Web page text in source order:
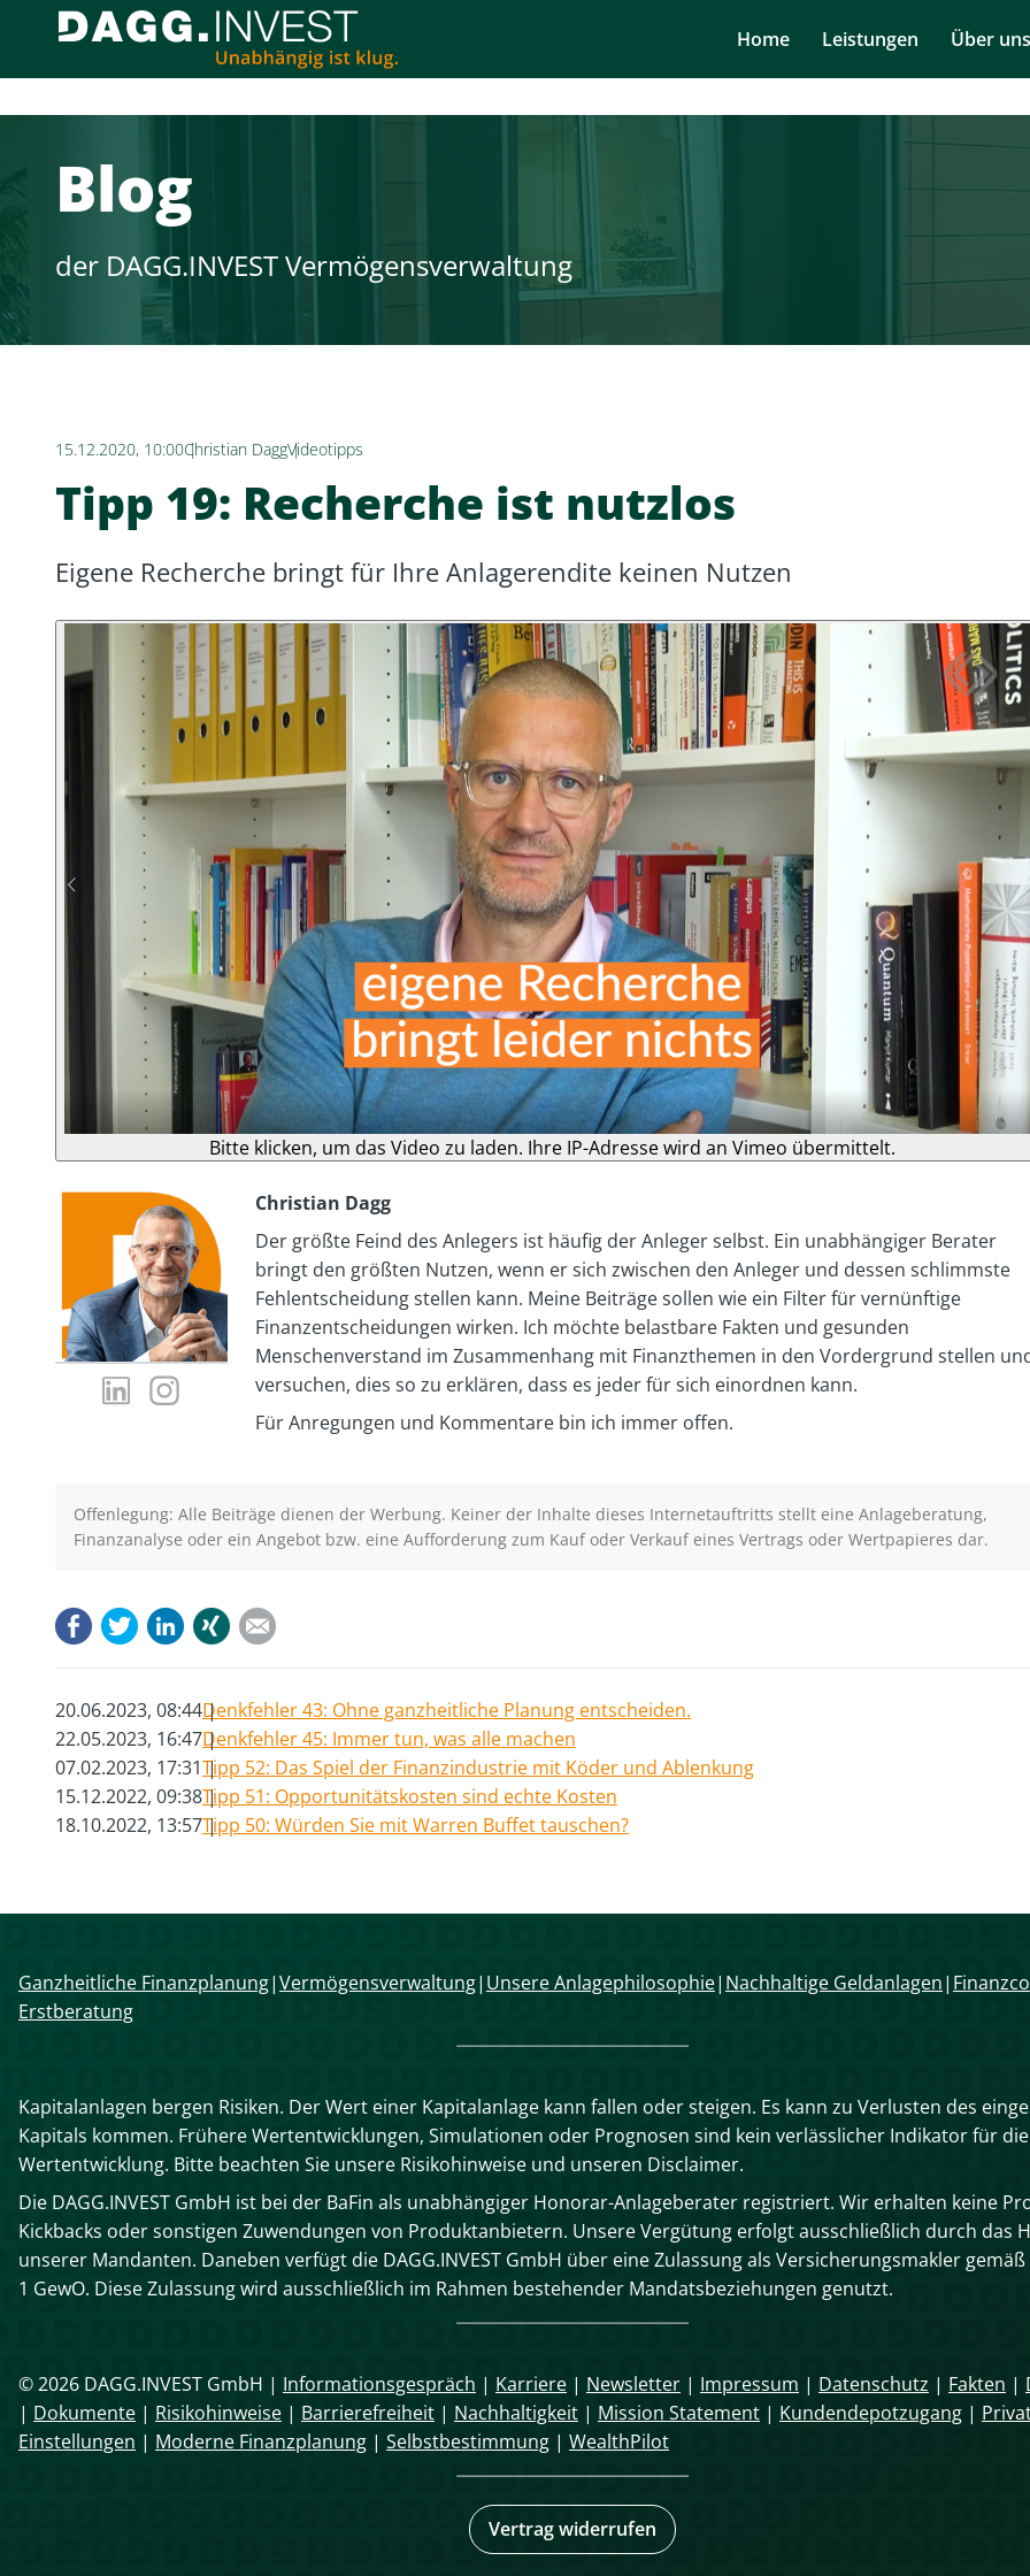
überspringen
Home Leistungen Über uns
Blog
der DAGG.INVEST Vermögensverwaltung
15.12.2020, 10:00Christian DaggVideotipps
Tipp 19: Recherche ist nutzlos
Eigene Recherche bringt für Ihre Anlagerendite keinen Nutzen
Bitte klicken, um das Video zu laden. Ihre IP-Adresse wird an Vimeo übermittelt.
LinkedIn-
Profil
Instagram-
Christian Dagg
Der größte Feind des Anlegers ist häufig der Anleger selbst. Ein unabhängiger Berater
bringt den größten Nutzen, wenn er sich zwischen den Anleger und dessen schlimmste
Fehlentscheidung stellen kann. Meine Beiträge sollen wie ein Filter für vernünftige
Finanzentscheidungen wirken. Ich möchte belastbare Fakten und gesunden
Menschenverstand im Zusammenhang mit Finanzthemen in den Vordergrund stellen
versuchen, dies so zu erklären, dass es jeder für sich einordnen kann.
Für Anregungen und Kommentare bin ich immer offen.
Offenlegung: Alle Beiträge dienen der Werbung. Keiner der Inhalte dieses Internetauftritts stellt eine Anlageberatung,
Finanzanalyse oder ein Angebot bzw. eine Aufforderung zum Kauf oder Verkauf eines Vertrags oder Wertpapieres dar.
FacebookTwitterLinkedIn
Xing
20.06.2023, 08:44Denkfehler 43: Ohne ganzheitliche Planung entscheiden.
22.05.2023, 16:47Denkfehler 45: Immer tun, was alle machen
07.02.2023, 17:31Tipp 52: Das Spiel der Finanzindustrie mit Köder und Ablenkung
15.12.2022, 09:38Tipp 51: Opportunitätskosten sind echte Kosten
18.10.2022, 13:57Tipp 50: Würden Sie mit Warren Buffet tauschen?
Navigation
überspringen
Ganzheitliche Finanzplanung Vermögensverwaltung Unsere Anlagephilosophie Nachhaltige Geldanlagen
Erstberatung
Kapitalanlagen bergen Risiken. Der Wert einer Kapitalanlage kann fallen oder steigen. Es kann zu Verlusten des
Kapitals kommen. Frühere Wertentwicklungen, Simulationen oder Prognosen sind kein verlässlicher Indikator für
Wertentwicklung. Bitte beachten Sie unsere Risikohinweise und unseren Disclaimer.
Die DAGG.INVEST GmbH ist bei der BaFin als unabhängiger Honorar-Anlageberater registriert. Wir erhalten keine
Kickbacks oder sonstigen Zuwendungen von Produktanbietern. Unsere Vergütung erfolgt ausschließlich durch das
unserer Mandanten. Daneben verfügt die DAGG.INVEST GmbH über eine Zulassung als Versicherungsmakler gemäß
1 GewO. Diese Zulassung wird ausschließlich im Rahmen bestehender Mandatsbeziehungen genutzt.
© 2026 DAGG.INVEST GmbH | Informationsgespräch | Karriere | Newsletter | Impressum | Datenschutz | Fakten |
| Dokumente | Risikohinweise | Barrierefreiheit | Nachhaltigkeit | Mission Statement | Kundendepotzugang |
Einstellungen | Moderne Finanzplanung | Selbstbestimmung | WealthPilot
Vertrag widerrufen